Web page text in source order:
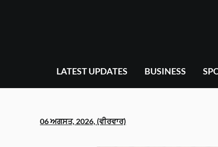
LATEST UPDATES BUSINESS
06 ਅਗਸਤ, 2026, (ਵੀਰਵਾਰ)